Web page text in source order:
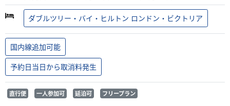
ダブルツリー・バイ・ヒルトン ロンドン・ビクトリア
国内線追加可能
予約日当日から取消料発生
直行便 一人参加可 延泊可 フリープラン